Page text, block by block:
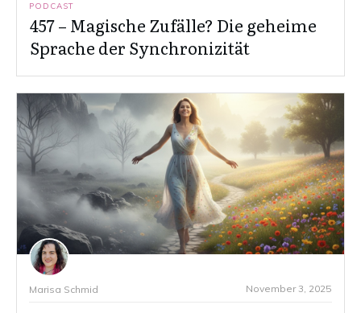
PODCAST
457 – Magische Zufälle? Die geheime
Sprache der Synchronizität
Marisa Schmid November 3, 2025